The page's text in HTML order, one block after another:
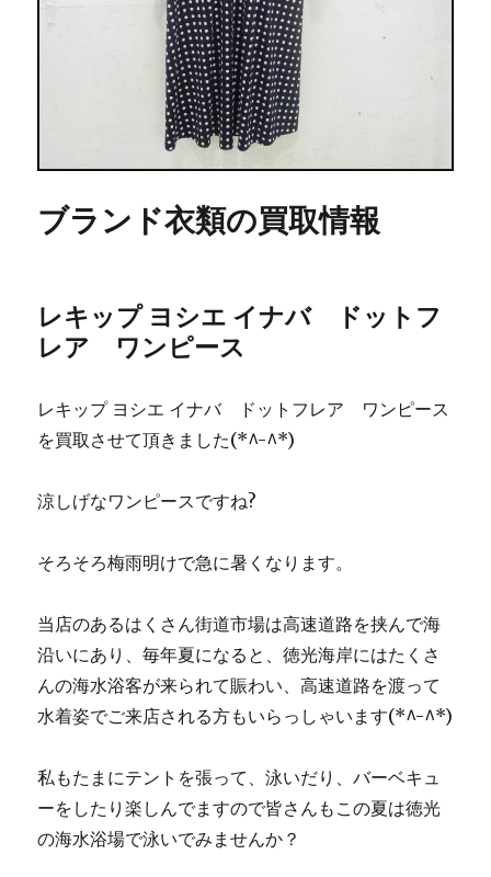
ブランド衣類の買取情報
レキップ ヨシエ イナバ ドットフ
レア ワンピース
レキップ ヨシエ イナバ ドットフレア ワンピース
を買取させて頂きました(*^-^*)
涼しげなワンピースですね?
そろそろ梅雨明けで急に暑くなります。
当店のあるはくさん街道市場は高速道路を挟んで海
沿いにあり、毎年夏になると、徳光海岸にはたくさ
んの海水浴客が来られて賑わい、高速道路を渡って
水着姿でご来店される方もいらっしゃいます(*^-^*)
私もたまにテントを張って、泳いだり、バーベキュ
ーをしたり楽しんでますので皆さんもこの夏は徳光
の海水浴場で泳いでみませんか？